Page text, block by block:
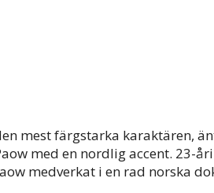
mest färgstarka karaktären,
med en nordlig accent. 23-
medverkat i en rad norska